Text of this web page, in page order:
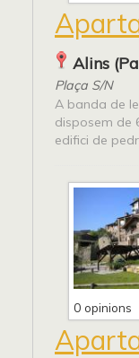
Alins
Plaça S/N
A banda de
disposem de
edifici de
0 opinions